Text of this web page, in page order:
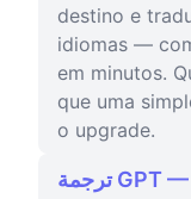
destino e
idiomas —
em minutos.
que uma
o upgrade.
ترجمة GPT — ترجم النصوص والمستندات بدقة